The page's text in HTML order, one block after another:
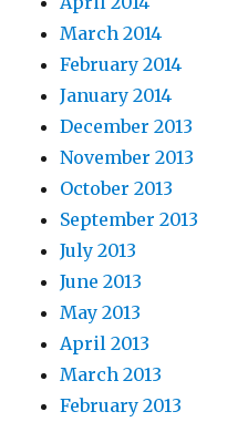
March 2014
February 2014
January 2014
December 2013
November 2013
October 2013
September 2013
July 2013
June 2013
May 2013
April 2013
March 2013
February 2013